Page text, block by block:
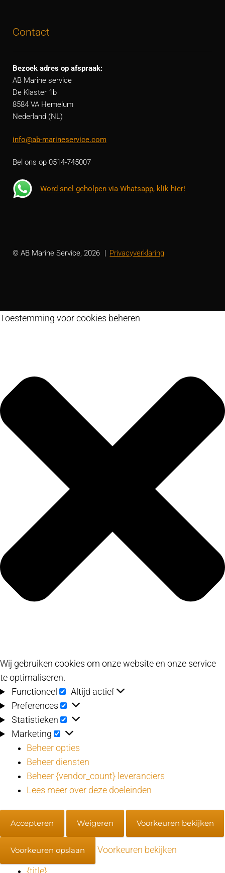
Contact
Bezoek adres op afspraak:
AB Marine service
De Klaster 1b
8584 VA Hemelum
Nederland (NL)
info@ab-marineservice.com
Bel ons op 0514-745007
Word snel geholpen via Whatsapp, klik hier!
© AB Marine Service, 2026 Privacyverklaring
Toestemming voor cookies beheren
Wij gebruiken cookies om onze website en onze service
te optimaliseren.
Functioneel
Functioneel
Altijd actief
Preferences
Preferences
Statistieken Statistieken
Marketing Marketing
Beheer opties
Beheer diensten
Beheer {vendor_count} leveranciers
Lees meer over deze doeleinden
Accepteren Weigeren Voorkeuren bekijken
Voorkeuren opslaan Voorkeuren bekijken